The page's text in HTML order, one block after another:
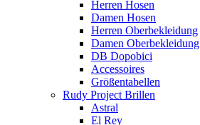
Herren Hosen
Damen Hosen
Herren Oberbekleidung
Damen Oberbekleidung
DB Dopobici
Accessoires
Größentabellen
Rudy Project Brillen
Astral
El Rey